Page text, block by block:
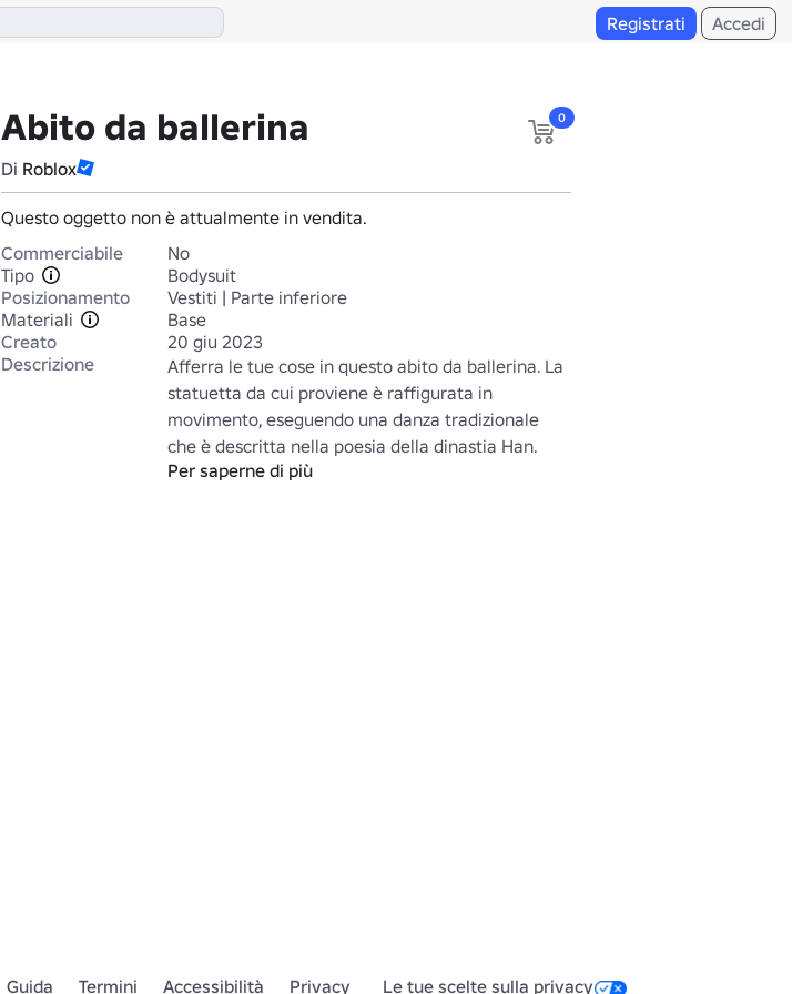
Registrati Accedi
Abito da ballerina
Di Roblox
0
Questo oggetto non è attualmente in vendita.
Commerciabile
No
Tipo
Bodysuit
Posizionamento
Vestiti | Parte inferiore
Materiali
Base
Creato
20 giu 2023
Descrizione
Afferra le tue cose in questo abito da ballerina. La
statuetta da cui proviene è raffigurata in
movimento, eseguendo una danza tradizionale
che è descritta nella poesia della dinastia Han.
Per saperne di più
Guida Termini Accessibilità Privacy Le tue scelte sulla privacy